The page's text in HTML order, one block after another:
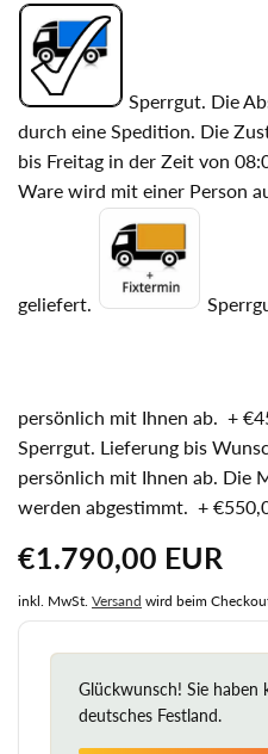
Sperrgut. Die
durch eine Spedition. Die
bis Freitag in der Zeit von
Ware wird mit einer Person
geliefert.
persönlich mit Ihnen ab. +
Sperrgut. Lieferung bis
persönlich mit Ihnen ab. Die
werden abgestimmt. +
Normaler
Preis
€1.790,00 EUR
inkl. MwSt. Versand wird beim
Glückwunsch! Sie haben
deutsches Festland.